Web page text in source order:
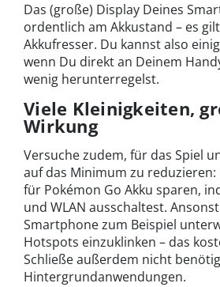
Das (große) Display Deines
ordentlich am Akkustand – es
Akkufresser. Du kannst also
wenn Du direkt an Deinem
wenig herunterregelst.
Viele Kleinigkeiten,
Wirkung
Versuche zudem, für das Spiel
auf das Minimum zu reduzieren:
für Pokémon Go Akku sparen,
und WLAN ausschaltest.
Smartphone zum Beispiel
Hotspots einzuklinken – das
Schließe außerdem nicht
Hintergrundanwendungen.